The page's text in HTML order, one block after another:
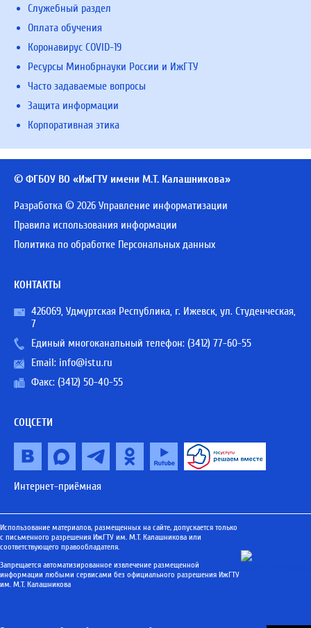
Служебный раздел
Оплата обучения
Коронавирус COVID-19
Ресурсы Минобрнауки России и ИжГТУ
Часто задаваемые вопросы
Защита информации
Корпоративная этика
© ФГБОУ ВО «ИжГТУ имени М.Т. Калашникова»
Разработка © 2026 Управление информатизации
Правила использования информации
Политика по обработке Персональных данных
КОНТАКТЫ
426069, Удмуртская Республика, г. Ижевск, ул. Студенческая,
7
Единый многоканальный телефон: (3412) 77-60-55
Email: info@istu.ru
Факс: (3412) 50-40-55
СОЦСЕТИ
Интернет-приёмная
Использование материалов, размещенных на сайте, допускается только
с письменного разрешения ИжГТУ им. М.Т. Калашникова или
соответствующего правообладателя.
Запрещается автоматизированное извлечение размещенной
информации любыми сервисами без официального разрешения ИжГТУ
им. М.Т. Калашникова